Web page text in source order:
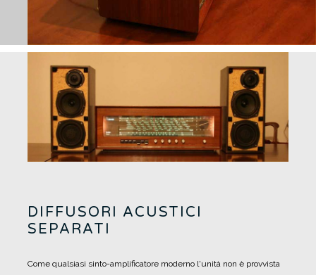
DIFFUSORI ACUSTICI
SEPARATI
Come qualsiasi sinto-amplificatore moderno l'unità non è provvista